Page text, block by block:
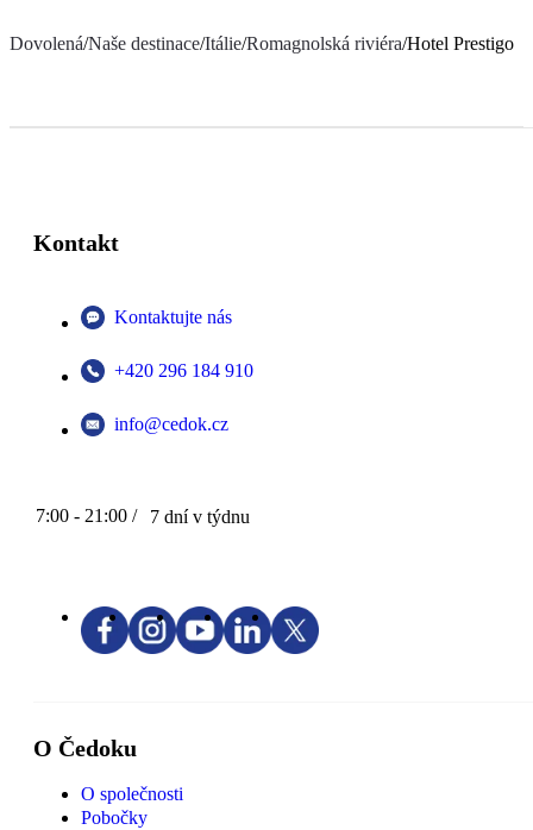
Dovolená/Naše destinace/Itálie/Romagnolská riviéra/Hotel Prestigo
Kontakt
Kontaktujte nás
+420 296 184 910
info@cedok.cz
7:00 - 21:00 / 7 dní v týdnu
O Čedoku
O společnosti
Pobočky